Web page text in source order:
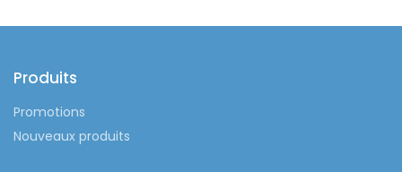
Produits
Promotions
Nouveaux produits